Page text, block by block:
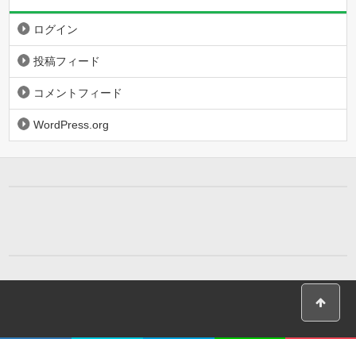
ログイン
投稿フィード
コメントフィード
WordPress.org